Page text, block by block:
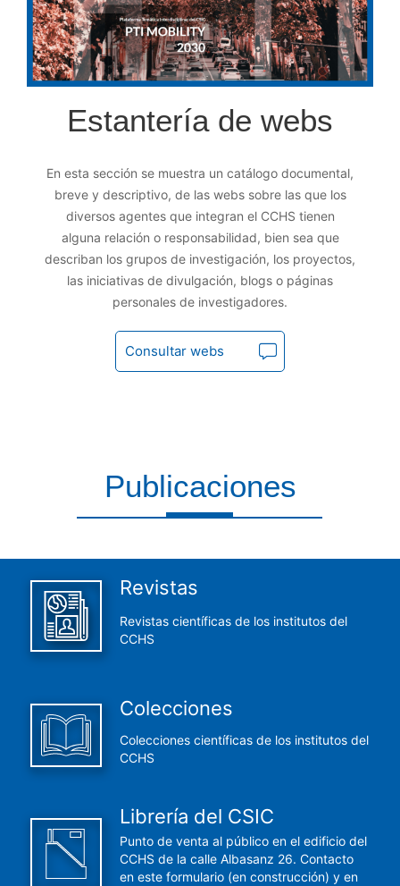
Estantería de webs
En esta sección se muestra un catálogo documental,
breve y descriptivo, de las webs sobre las que los
diversos agentes que integran el CCHS tienen
alguna relación o responsabilidad, bien sea que
describan los grupos de investigación, los proyectos,
las iniciativas de divulgación, blogs o páginas
personales de investigadores.
Consultar webs
Publicaciones
Revistas
Revistas científicas de los institutos del
CCHS
Colecciones
Colecciones científicas de los institutos del
CCHS
Librería del CSIC
Punto de venta al público en el edificio del
CCHS de la calle Albasanz 26. Contacto
en este formulario (en construcción) y en